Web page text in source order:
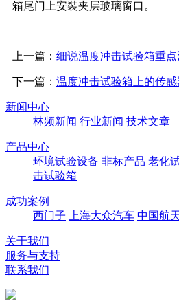
箱尾门上安裝夹层玻璃窗口。
上一篇： 细说温度冲击试验箱重
下一篇： 温度冲击试验箱上的传
新闻中心
林频新闻 行业新闻 技术文章
产品中心
环境试验设备 非标产品 老化
击试验箱
成功案例
西门子
上海大众汽车 中国航
关于我们
服务与支持
联系我们